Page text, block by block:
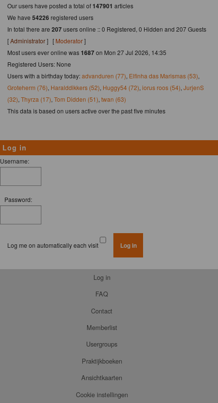
Our users have posted a total of147901 articles
We have 54226 registered users
In total there are 207users online :: 0 Registered, 0 Hidden and 207 Guests
[Administrator] [ Moderator]
Most users ever online was1687on Mon 27 Jul 2026, 14:35
Registered Users: None
Users with a birthday today:advanduren (77), Elfinha das Marismas (53),
Groteherm (76), Haralddikkers (52), Huggy54 (72), iorus roos (54), JurjenS
(32), Thyrza (17), Tom Didden (51), twan (63)
This data is based on users active over the past five minutes
Log in
Username:
Password:
Log me on automatically each visit
Log in
FAQ
Contact
Memberlist
Usergroups
Praktijkboeken
Ansichtkaarten
Cookie instellingen